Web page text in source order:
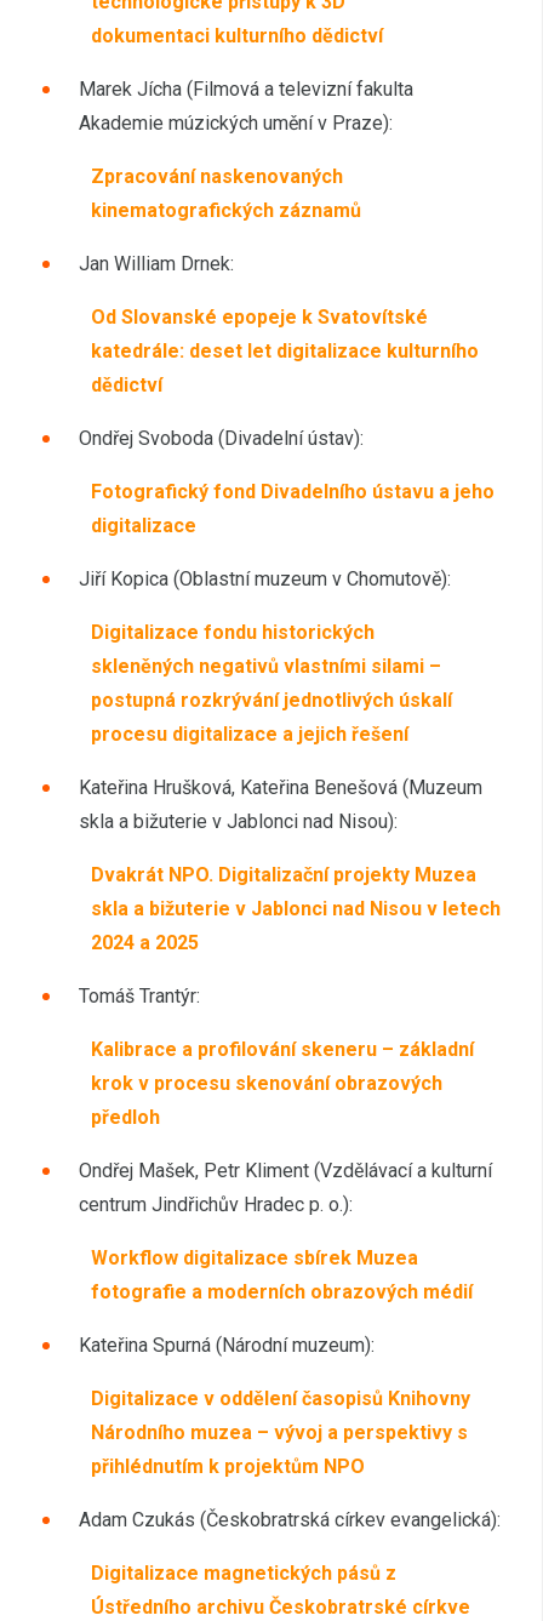
dokumentaci kulturního dědictví
Marek Jícha (Filmová a televizní fakulta
Akademie múzických umění v Praze):
Zpracování naskenovaných
kinematografických záznamů
Jan William Drnek:
Od Slovanské epopeje k Svatovítské
katedrále: deset let digitalizace kulturního
dědictví
Ondřej Svoboda (Divadelní ústav):
Fotografický fond Divadelního ústavu a jeho
digitalizace
Jiří Kopica (Oblastní muzeum v Chomutově):
Digitalizace fondu historických
skleněných negativů vlastními silami –
postupná rozkrývání jednotlivých úskalí
procesu digitalizace a jejich řešení
Kateřina Hrušková, Kateřina Benešová (Muzeum
skla a bižuterie v Jablonci nad Nisou):
Dvakrát NPO. Digitalizační projekty Muzea
skla a bižuterie v Jablonci nad Nisou v letech
2024 a 2025
Tomáš Trantýr:
Kalibrace a profilování skeneru – základní
krok v procesu skenování obrazových
předloh
Ondřej Mašek, Petr Kliment (Vzdělávací a kulturní
centrum Jindřichův Hradec p. o.):
Workflow digitalizace sbírek Muzea
fotografie a moderních obrazových médií
Kateřina Spurná (Národní muzeum):
Digitalizace v oddělení časopisů Knihovny
Národního muzea – vývoj a perspektivy s
přihlédnutím k projektům NPO
Adam Czukás (Českobratrská církev evangelická):
Digitalizace magnetických pásů z
Ústředního archivu Českobratrské církve